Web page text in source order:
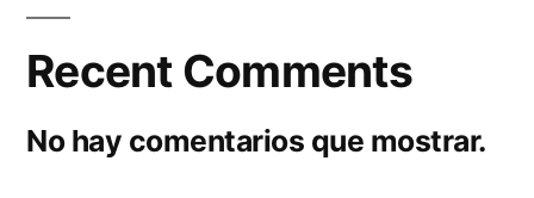
Recent Comments
No hay comentarios que mostrar.